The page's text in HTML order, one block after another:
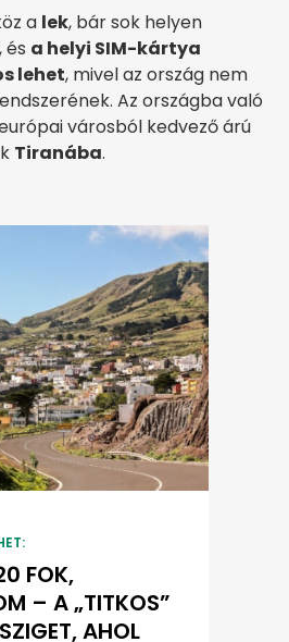
a lek, bár sok helyen
és a helyi SIM-kártya
lehet, mivel az ország nem
Az országba való
városból kedvező árú
Tiranába.
FOK,
– A „TITKOS”
AHOL